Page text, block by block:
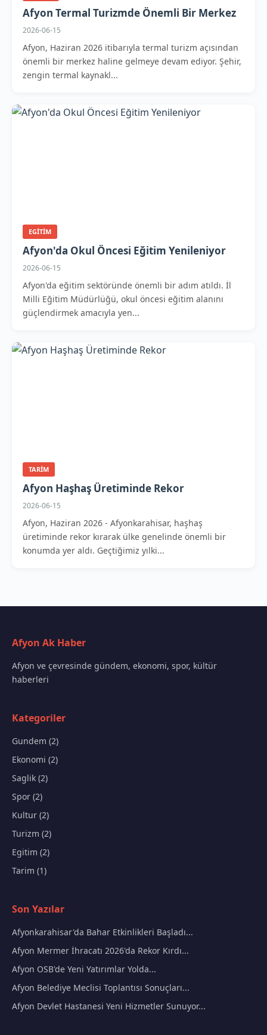
Afyon Termal Turizmde Önemli Bir Merkez
2026-06-15
Afyon, Haziran 2026 itibarıyla termal turizm açısından
önemli bir merkez haline gelmeye devam ediyor. Şehir,
zengin termal kaynakl...
EGITIM
Afyon'da Okul Öncesi Eğitim Yenileniyor
2026-06-15
Afyon'da eğitim sektöründe önemli bir adım atıldı. İl
Milli Eğitim Müdürlüğü, okul öncesi eğitim alanını
güçlendirmek amacıyla yen...
TARIM
Afyon Haşhaş Üretiminde Rekor
2026-06-15
Afyon, Haziran 2026 - Afyonkarahisar, haşhaş
üretiminde rekor kırarak ülke genelinde önemli bir
konumda yer aldı. Geçtiğimiz yılki...
Afyon Ak Haber
Afyon ve çevresinde gündem, ekonomi, spor, kültür
haberleri
Kategoriler
Gundem (2)
Ekonomi (2)
Saglik (2)
Spor (2)
Kultur (2)
Turizm (2)
Egitim (2)
Tarim (1)
Son Yazılar
Afyonkarahisar'da Bahar Etkinlikleri Başladı...
Afyon Mermer İhracatı 2026'da Rekor Kırdı...
Afyon OSB'de Yeni Yatırımlar Yolda...
Afyon Belediye Meclisi Toplantısı Sonuçları...
Afyon Devlet Hastanesi Yeni Hizmetler Sunuyor...